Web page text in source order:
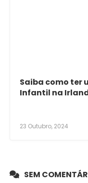
Saiba como ter
Infantil na
23 Outubro, 2024
SEM